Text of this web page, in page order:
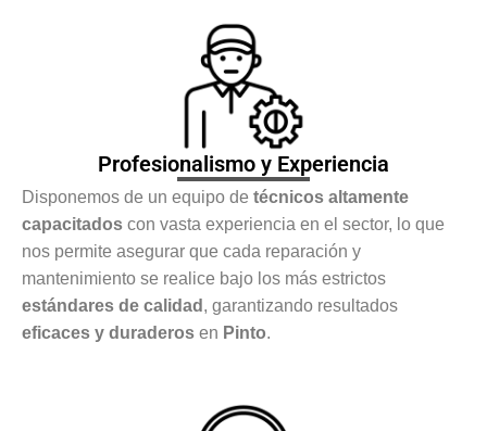
Profesionalismo y Experiencia
Disponemos de un equipo de técnicos altamente
capacitados con vasta experiencia en el sector, lo que
nos permite asegurar que cada reparación y
mantenimiento se realice bajo los más estrictos
estándares de calidad , garantizando resultados
eficaces y duraderos en Pinto.